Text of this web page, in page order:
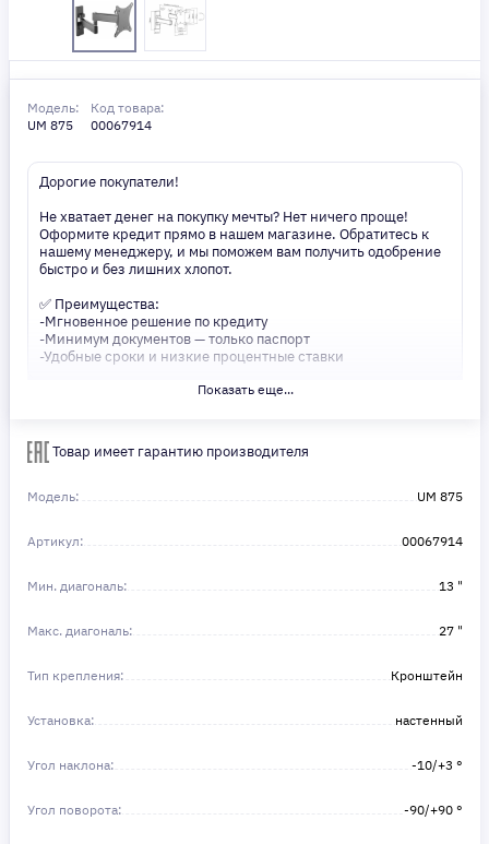
Модель:
UM 875
Код товара:
00067914
Дорогие покупатели!
Не хватает денег на покупку мечты? Нет ничего проще!
Оформите кредит прямо в нашем магазине. Обратитесь к
нашему менеджеру, и мы поможем вам получить одобрение
быстро и без лишних хлопот.
✅ Преимущества:
-Мгновенное решение по кредиту
-Минимум документов — только паспорт
-Удобные сроки и низкие процентные ставки
Не откладывайте свои желания на потом! Получите то, что
Показать еще...
Товар имеет гарантию производителя
Модель: UM 875
Артикул: 00067914
Мин. диагональ: 13 "
Макс. диагональ: 27 "
Тип крепления: Кронштейн
Установка: настенный
Угол наклона: -10/+3 °
Угол поворота: -90/+90 °